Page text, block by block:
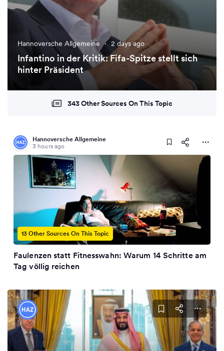
Hannoversche Allgemeine · 2 days ago
Infantino in der Kritik: Fifa-Spitze stellt sich
hinter Präsident
343 Other Sources On This Topic
Hannoversche Allgemeine
3 hours ago
13 Other Sources On This Topic
Faulenzen statt Fitnesswahn: Warum 14 Schritte am
Tag völlig reichen